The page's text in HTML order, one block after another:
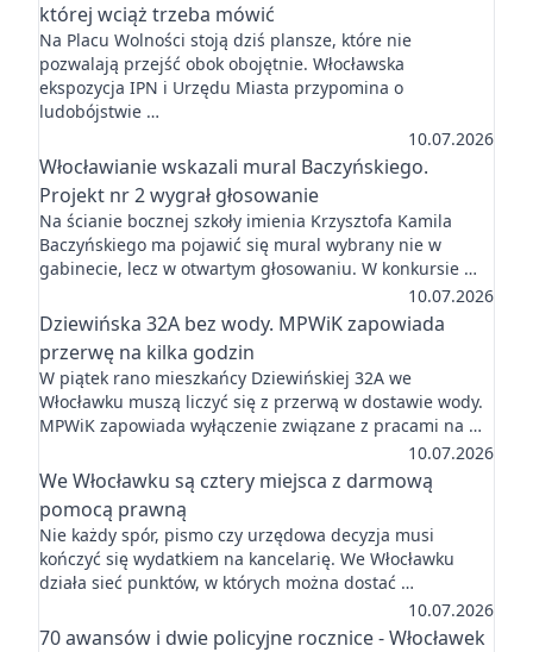
której wciąż trzeba mówić
Na Placu Wolności stoją dziś plansze, które nie
pozwalają przejść obok obojętnie. Włocławska
ekspozycja IPN i Urzędu Miasta przypomina o
ludobójstwie …
10.07.2026
Włocławianie wskazali mural Baczyńskiego.
Projekt nr 2 wygrał głosowanie
Na ścianie bocznej szkoły imienia Krzysztofa Kamila
Baczyńskiego ma pojawić się mural wybrany nie w
gabinecie, lecz w otwartym głosowaniu. W konkursie …
10.07.2026
Dziewińska 32A bez wody. MPWiK zapowiada
przerwę na kilka godzin
W piątek rano mieszkańcy Dziewińskiej 32A we
Włocławku muszą liczyć się z przerwą w dostawie wody.
MPWiK zapowiada wyłączenie związane z pracami na …
10.07.2026
We Włocławku są cztery miejsca z darmową
pomocą prawną
Nie każdy spór, pismo czy urzędowa decyzja musi
kończyć się wydatkiem na kancelarię. We Włocławku
działa sieć punktów, w których można dostać …
10.07.2026
70 awansów i dwie policyjne rocznice - Włocławek